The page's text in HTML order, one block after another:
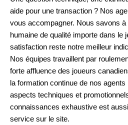
aide pour une transaction ? Nos
vous accompagner. Nous savons à
humaine de qualité importe dans le
satisfaction reste notre meilleur
Nos équipes travaillent par
forte affluence des joueurs
la formation continue de nos agents
aspects techniques et
connaissances exhaustive est
service sur le site.